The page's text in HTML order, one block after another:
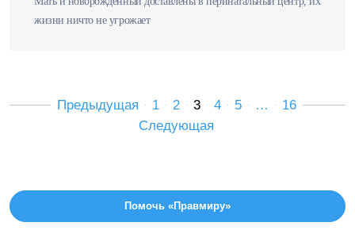
жизни ничто не угрожает
Предыдущая 1 2 3 4 5 …
16
Следующая
Помочь «Правмиру»